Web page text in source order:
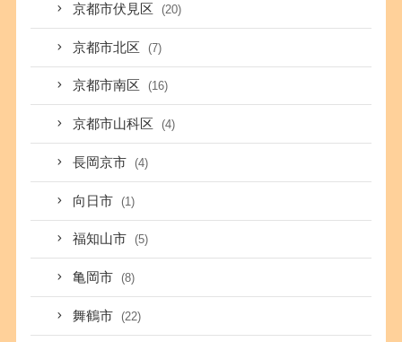
京都市伏見区 (20)
京都市北区 (7)
京都市南区 (16)
京都市山科区 (4)
長岡京市 (4)
向日市 (1)
福知山市 (5)
亀岡市 (8)
舞鶴市 (22)